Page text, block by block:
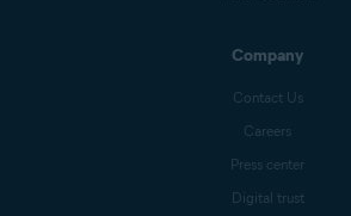
Company
Contact Us
Careers
Press center
Digital trust